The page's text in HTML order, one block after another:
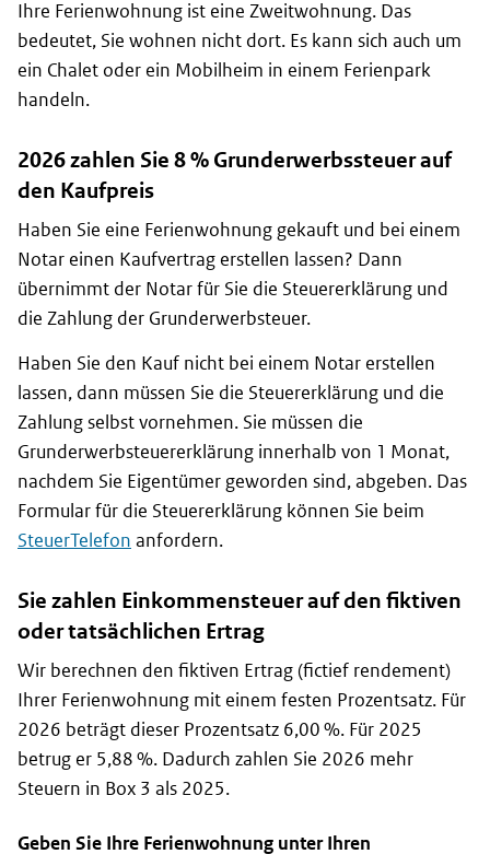
Ihre Ferienwohnung ist eine Zweitwohnung. Das
bedeutet, Sie wohnen nicht dort. Es kann sich auch um
ein Chalet oder ein Mobilheim in einem Ferienpark
handeln.
2026 zahlen Sie 8 % Grunderwerbssteuer auf
den Kaufpreis
Haben Sie eine Ferienwohnung gekauft und bei einem
Notar einen Kaufvertrag erstellen lassen? Dann
übernimmt der Notar für Sie die Steuererklärung und
die Zahlung der Grunderwerbsteuer.
Haben Sie den Kauf nicht bei einem Notar erstellen
lassen, dann müssen Sie die Steuererklärung und die
Zahlung selbst vornehmen. Sie müssen die
Grunderwerbsteuererklärung innerhalb von 1 Monat,
nachdem Sie Eigentümer geworden sind, abgeben. Das
Formular für die Steuererklärung können Sie beim
SteuerTelefon anfordern.
Sie zahlen Einkommensteuer auf den fiktiven
oder tatsächlichen Ertrag
Wir berechnen den fiktiven Ertrag (fictief rendement)
Ihrer Ferienwohnung mit einem festen Prozentsatz. Für
2026 beträgt dieser Prozentsatz 6,00 %. Für 2025
betrug er 5,88 %. Dadurch zahlen Sie 2026 mehr
Steuern in Box 3 als 2025.
Geben Sie Ihre Ferienwohnung unter Ihren